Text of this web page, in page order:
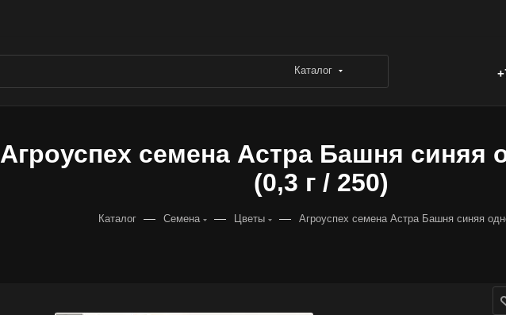
Каталог
Агроуспех семена Астра Башня синяя
(0,3 г / 250)
Каталог — Семена — Цветы — Агроуспех семена Астра Башня синяя